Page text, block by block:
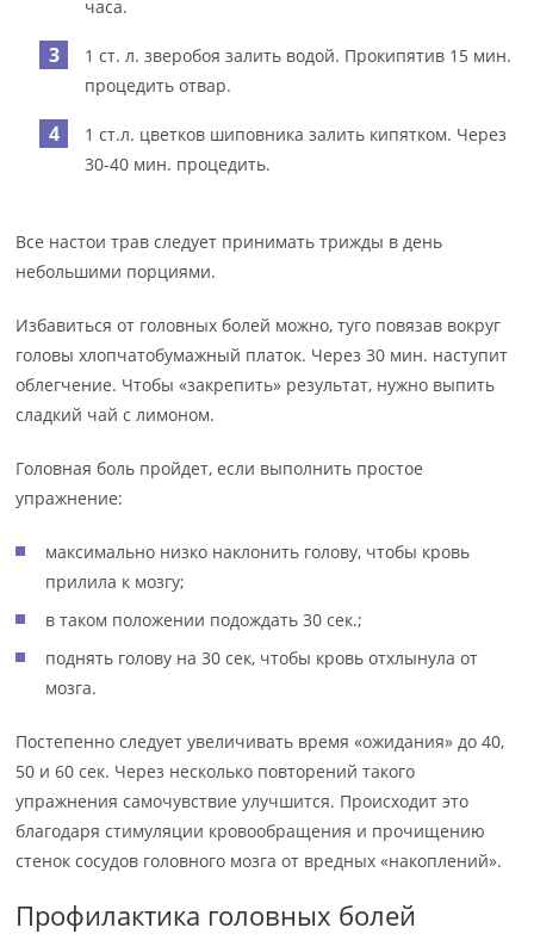
часа.
1 ст. л. зверобоя залить водой. Прокипятив 15 мин.
процедить отвар.
1 ст.л. цветков шиповника залить кипятком. Через
30-40 мин. процедить.
Все настои трав следует принимать трижды в день
небольшими порциями.
Избавиться от головных болей можно, туго повязав вокруг
головы хлопчатобумажный платок. Через 30 мин. наступит
облегчение. Чтобы «закрепить» результат, нужно выпить
сладкий чай с лимоном.
Головная боль пройдет, если выполнить простое
упражнение:
максимально низко наклонить голову, чтобы кровь
прилила к мозгу;
в таком положении подождать 30 сек.;
поднять голову на 30 сек, чтобы кровь отхлынула от
мозга.
Постепенно следует увеличивать время «ожидания» до 40,
50 и 60 сек. Через несколько повторений такого
упражнения самочувствие улучшится. Происходит это
благодаря стимуляции кровообращения и прочищению
стенок сосудов головного мозга от вредных «накоплений».
Профилактика головных болей